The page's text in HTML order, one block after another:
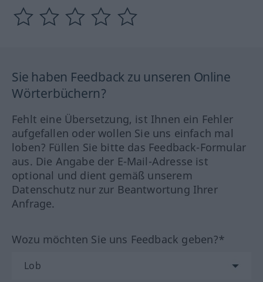
Sie haben Feedback zu unseren Online
Wörterbüchern?
Fehlt eine Übersetzung, ist Ihnen ein Fehler
aufgefallen oder wollen Sie uns einfach mal
loben? Füllen Sie bitte das Feedback-Formular
aus. Die Angabe der E-Mail-Adresse ist
optional und dient gemäß unserem
Datenschutz nur zur Beantwortung Ihrer
Anfrage.
Wozu möchten Sie uns Feedback geben?*